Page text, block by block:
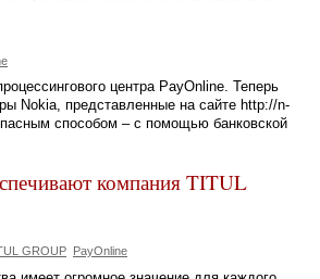
центра PayOnline. Теперь
Nokia, представленные на сайте http://n-
способом – с помощью банковской
компания TITUL
GROUP PayOnline